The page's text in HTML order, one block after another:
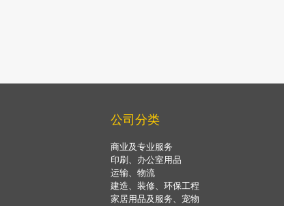
公司分类
商业及专业服务
印刷、办公室用品
运输、物流
建造、装修、环保工程
家居用品及服务、宠物